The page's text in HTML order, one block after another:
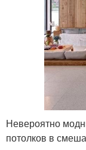
Невероятно
потолков в